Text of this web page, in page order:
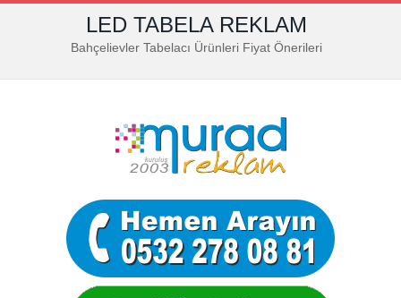
LED TABELA REKLAM
Bahçelievler Tabelacı Ürünleri Fiyat Önerileri